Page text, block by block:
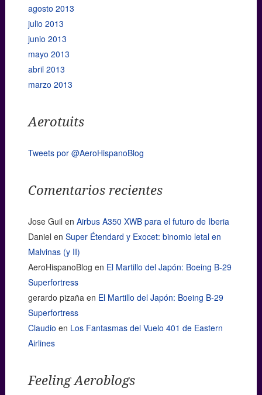
agosto 2013
julio 2013
junio 2013
mayo 2013
abril 2013
marzo 2013
Aerotuits
Tweets por @AeroHispanoBlog
Comentarios recientes
Jose Guil en Airbus A350 XWB para el futuro de Iberia
Daniel en Super Étendard y Exocet: binomio letal en
Malvinas (y II)
AeroHispanoBlog en El Martillo del Japón: Boeing B-29
Superfortress
gerardo pizañaen El Martillo del Japón: Boeing B-29
Superfortress
Claudio en Los Fantasmas del Vuelo 401 de Eastern
Airlines
Feeling Aeroblogs